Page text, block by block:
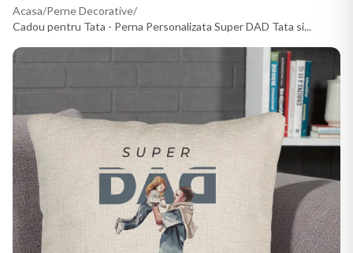
Acasa/Perne Decorative/
Cadou pentru Tata - Perna Personalizata Super DAD Tata si...